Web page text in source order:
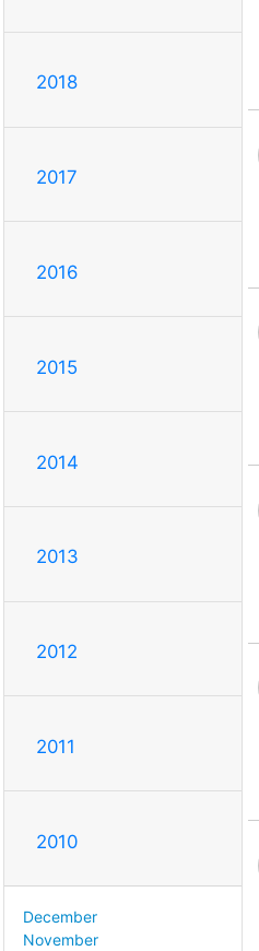
2018
2017
2016
2015
2014
2013
2012
2011
2010
December
November